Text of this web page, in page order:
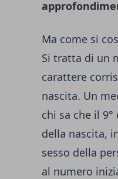
Ma come si
Si tratta di un
carattere
nascita. Un
chi sa che il
della nascita,
sesso della
al numero